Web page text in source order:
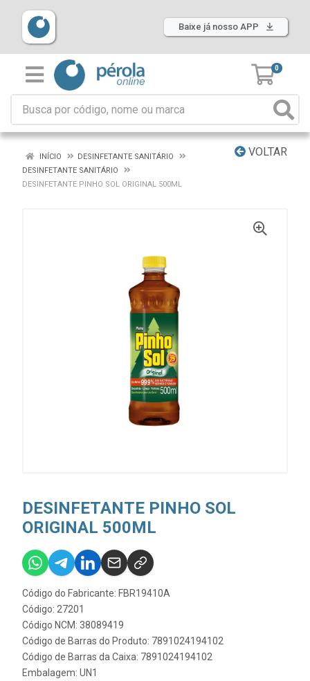
Baixe já nosso APP
0
VOLTAR
INÍCIO
DESINFETANTE SANITÁRIO
DESINFETANTE SANITÁRIO
DESINFETANTE PINHO SOL ORIGINAL 500ML
DESINFETANTE PINHO SOL
ORIGINAL 500ML
Código do Fabricante: FBR19410A
Código: 27201
Código NCM: 38089419
Código de Barras do Produto: 7891024194102
Código de Barras da Caixa: 7891024194102
Embalagem: UN1